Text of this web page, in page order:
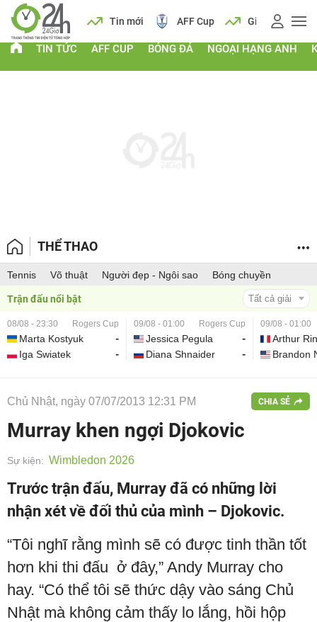
Lịch Tin mới AFF Cup Giá vàng
TIN TỨC AFF CUP BÓNG ĐÁ NGOẠI HẠNG ANH
THỂ THAO
Tennis Võ thuật Người đẹp - Ngôi sao Bóng chuyền
Trận đấu nổi bật Tất cả giải
08/08 - 23:30 Rogers Cup
Marta Kostyuk
-
Iga Swiatek
-
09/08 - 01:00 Rogers Cup
Jessica Pegula
-
Diana Shnaider
-
09/08 - 01:00
Arthur
Brandon
Chủ Nhật, ngày 07/07/2013 12:31 PM CHIA SẺ
Murray khen ngợi Djokovic
Sự kiện: Wimbledon 2026
Trước trận đấu, Murray đã có những lời
nhận xét về đối thủ của mình – Djokovic.
“Tôi nghĩ rằng mình sẽ có được tinh thần tốt
hơn khi thi đấu ở đây,” Andy Murray cho
hay. “Có thể tôi sẽ thức dậy vào sáng Chủ
Nhật mà không cảm thấy lo lắng, hồi hộp